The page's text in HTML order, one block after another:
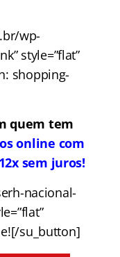
wp-
style=”flat”
shopping-
quem tem
online com
sem juros!
nacional-
su_button]